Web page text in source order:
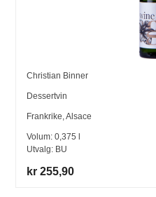
Christian Binner
Dessertvin
Frankrike,Alsace
Volum:0,375
Utvalg: BU
kr 255,90